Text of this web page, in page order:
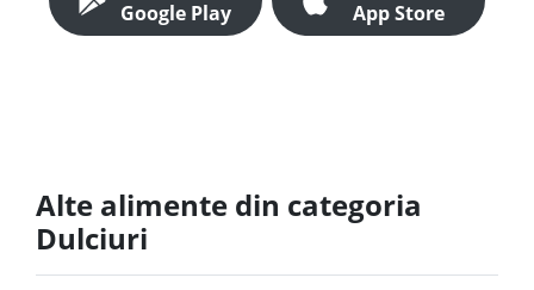
Google Play
App Store
Alte alimente din categoria
Dulciuri